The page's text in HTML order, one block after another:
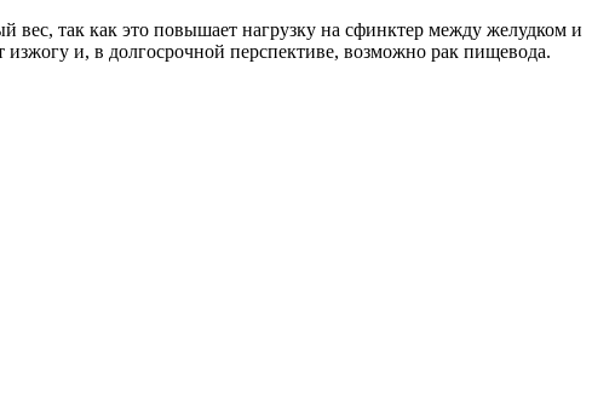
так как это повышает нагрузку на сфинктер между желудком и
и, в долгосрочной перспективе, возможно рак пищевода.